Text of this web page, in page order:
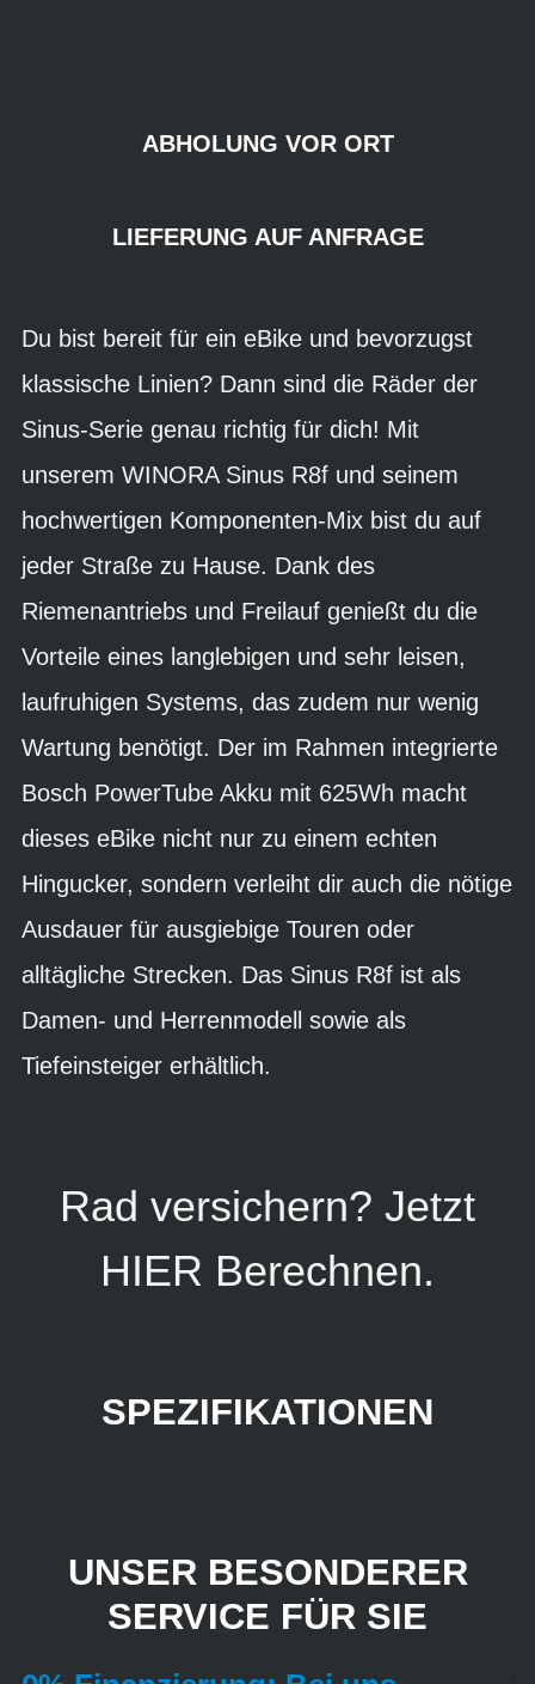
ABHOLUNG VOR ORT
LIEFERUNG AUF ANFRAGE
Du bist bereit für ein eBike und bevorzugst
klassische Linien? Dann sind die Räder der
Sinus-Serie genau richtig für dich! Mit
unserem WINORA Sinus R8f und seinem
hochwertigen Komponenten-Mix bist du auf
jeder Straße zu Hause. Dank des
Riemenantriebs und Freilauf genießt du die
Vorteile eines langlebigen und sehr leisen,
laufruhigen Systems, das zudem nur wenig
Wartung benötigt. Der im Rahmen integrierte
Bosch PowerTube Akku mit 625Wh macht
dieses eBike nicht nur zu einem echten
Hingucker, sondern verleiht dir auch die nötige
Ausdauer für ausgiebige Touren oder
alltägliche Strecken. Das Sinus R8f ist als
Damen- und Herrenmodell sowie als
Tiefeinsteiger erhältlich.
Rad versichern? Jetzt
HIER Berechnen.
SPEZIFIKATIONEN
UNSER BESONDERER
SERVICE FÜR SIE